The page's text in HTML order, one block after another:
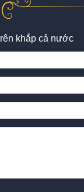
khắp cả nước